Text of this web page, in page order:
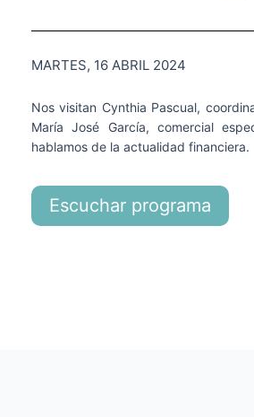
MARTES, 16 ABRIL 2024
Nos visitan Cynthia Pascual,
María José García, comercial
hablamos de la actualidad financiera.
Escuchar programa